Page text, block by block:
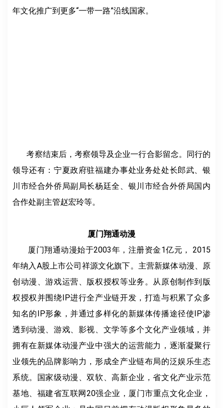
年文化推广到更多“一带一路”沿线国家。
考察结束后，考察领导及企业一行合影留念。同行的
领导还有：宁夏政府驻福建办事处业务处处长郎武、银
川市经合外侨局副局长杨廷全、银川市经合外侨局国内
合作处副主管赵宏玲等。
厦门翔通动漫
厦门翔通动漫始于2003年，注册资金1亿元， 2015
年纳入A股上市公司祥源文化旗下。主营新媒体动漫、原
创动漫、游戏运营、版权授权等业务。从原创制作到版
权授权并围绕IP进行全产业链开发，打造与积累了众多
知名的IP形象，并通过多样化的新媒体传播途径使IP渗
透到动漫、游戏、影视、文学等多个文化产业领域，并
拥有在新媒体动漫产业中强大的运营能力，逐渐凝聚行
业领先的品牌影响力，形成全产业链布局的泛娱乐生态
系统。国家级动漫、双软、高新企业，省文化产业示范
基地、福建省互联网20强企业，厦门市重点文化企业，